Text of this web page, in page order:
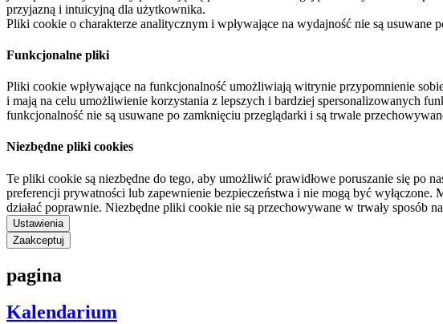
przyjazną i intuicyjną dla użytkownika.
Pliki cookie o charakterze analitycznym i wpływające na wydajność nie są
Funkcjonalne pliki
Pliki cookie wpływające na funkcjonalność umożliwiają witrynie przypomnienie
i mają na celu umożliwienie korzystania z lepszych i bardziej spersonalizowanych
funkcjonalność nie są usuwane po zamknięciu przeglądarki i są trwale
Niezbędne pliki cookies
Te pliki cookie są niezbędne do tego, aby umożliwić prawidłowe poruszanie się po
preferencji prywatności lub zapewnienie bezpieczeństwa i nie mogą być
działać poprawnie. Niezbędne pliki cookie nie są przechowywane w trwały sposób
Ustawienia
Zaakceptuj
pagina
Kalendarium